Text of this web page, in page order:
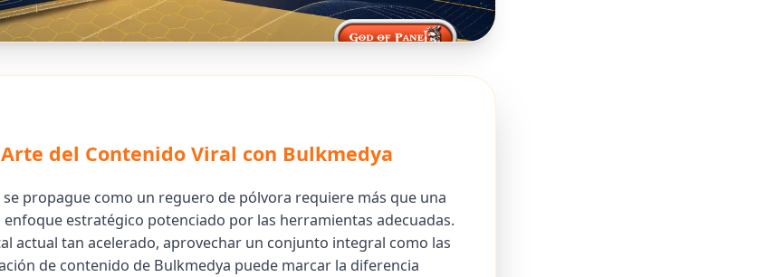
del Contenido Viral con Bulkmedya
propague como un reguero de pólvora requiere más que una
enfoque estratégico potenciado por las herramientas adecuadas.
actual tan acelerado, aprovechar un conjunto integral como las
de contenido de Bulkmedya puede marcar la diferencia